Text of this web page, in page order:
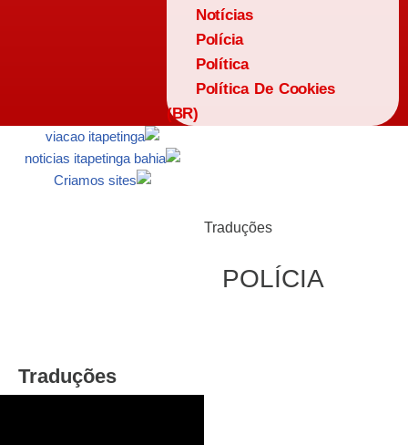
Notícias
Polícia
Política
Política De Cookies
(BR)
Traduções
Traduções
POLÍCIA